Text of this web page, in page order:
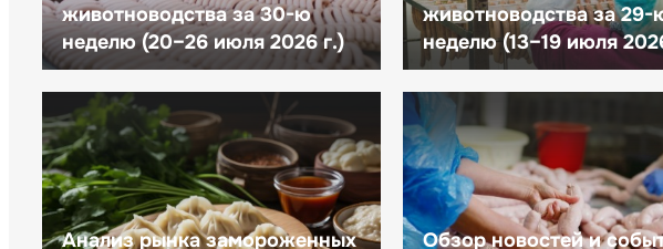
животноводства за 30-ю
неделю (20–26 июля 2026 г.)
животноводства за 29-
неделю (13–19 июля
Анализ рынка замороженных
Обзор новостей и